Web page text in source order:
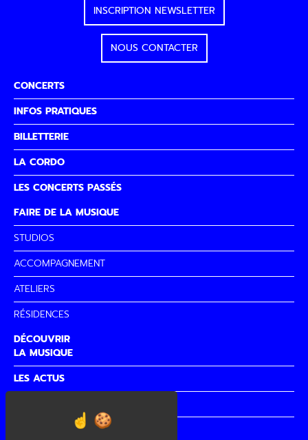
CONCERTS
INFOS PRATIQUES
BILLETTERIE
LA CORDO
LES CONCERTS PASSÉS
FAIRE DE LA MUSIQUE
STUDIOS
ACCOMPAGNEMENT
ATELIERS
RÉSIDENCES
DÉCOUVRIR
LA MUSIQUE
LES ACTUS
INSCRIPTION NEWSLETTER
NOUS CONTACTER